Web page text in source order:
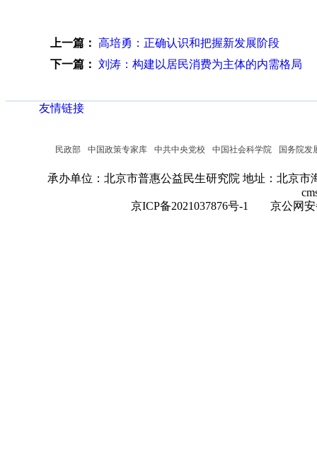
上一篇： 高培勇：正确认识和把握新发展阶段
下一篇： 刘涛：构建以居民消费为主体的内需格局
友情链接
民政部 中国政策专家库 中共中央党校 中国社会科学院 国务院发
承办单位：北京市普惠公益民生研究院 地址：北京市
京ICP备2021037876号-1
京公网安